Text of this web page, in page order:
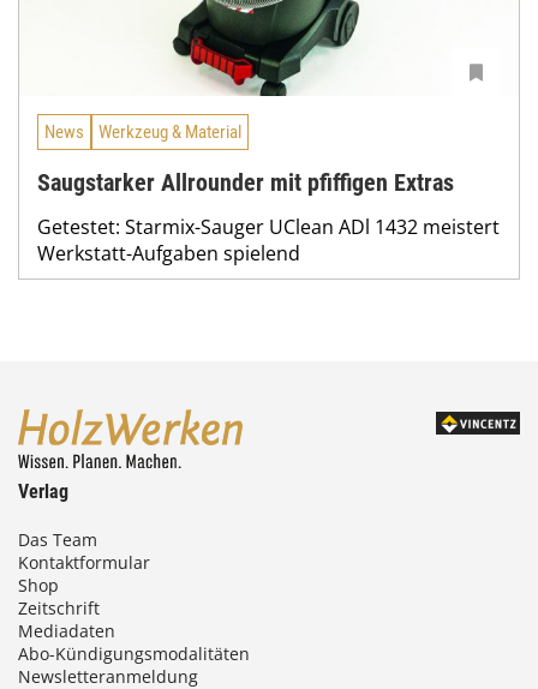
News Werkzeug & Material
Saugstarker Allrounder mit pfiffigen Extras
Getestet: Starmix-Sauger UClean ADl 1432 meistert
Werkstatt-Aufgaben spielend
Verlag
Das Team
Kontaktformular
Shop
Zeitschrift
Mediadaten
Abo-Kündigungsmodalitäten
Newsletteranmeldung